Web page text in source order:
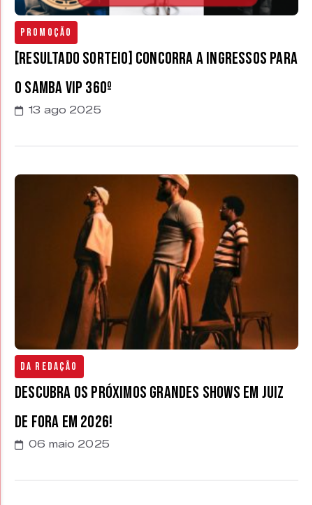
Promoção
[RESULTADO SORTEIO] Concorra a ingressos para
o Samba VIP 360º
13 ago 2025
Da Redação
Descubra os próximos Grandes shows em Juiz
de Fora em 2026!
06 maio 2025